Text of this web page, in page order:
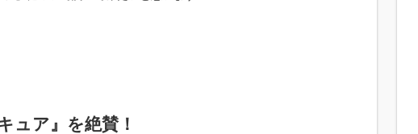
ュア』を絶賛！